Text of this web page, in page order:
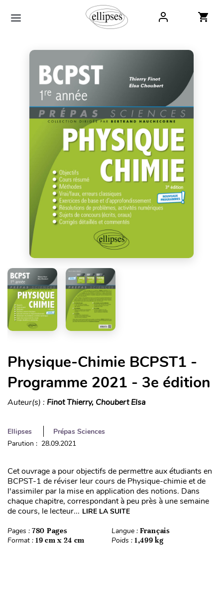
Physique-Chimie BCPST1 -
Programme 2021 - 3e édition
Auteur(s) : Finot Thierry, Choubert Elsa
Ellipses
Prépas Sciences
Parution : 28.09.2021
Cet ouvrage a pour objectifs de permettre aux étudiants en
BCPST-1 de réviser leur cours de Physique-chimie et de
l'assimiler par la mise en application des notions. Dans
chaque chapitre, correspondant à peu près à une semaine
de cours, le lecteur... LIRE LA SUITE
Pages : 780 Pages Langue : Français
Format : 19 cm x 24 cm Poids : 1,499 kg